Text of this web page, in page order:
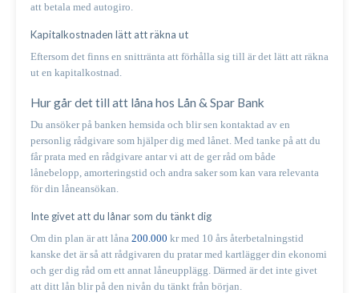
att betala med autogiro.
Kapitalkostnaden lätt att räkna ut
Eftersom det finns en snittränta att förhålla sig till är det lätt att räkna
ut en kapitalkostnad.
Hur går det till att låna hos Lån & Spar Bank
Du ansöker på banken hemsida och blir sen kontaktad av en
personlig rådgivare som hjälper dig med lånet. Med tanke på att du
får prata med en rådgivare antar vi att de ger råd om både
lånebelopp, amorteringstid och andra saker som kan vara relevanta
för din låneansökan.
Inte givet att du lånar som du tänkt dig
Om din plan är att låna 200.000 kr med 10 års återbetalningstid
kanske det är så att rådgivaren du pratar med kartlägger din ekonomi
och ger dig råd om ett annat låneupplägg. Därmed är det inte givet
att ditt lån blir på den nivån du tänkt från början.